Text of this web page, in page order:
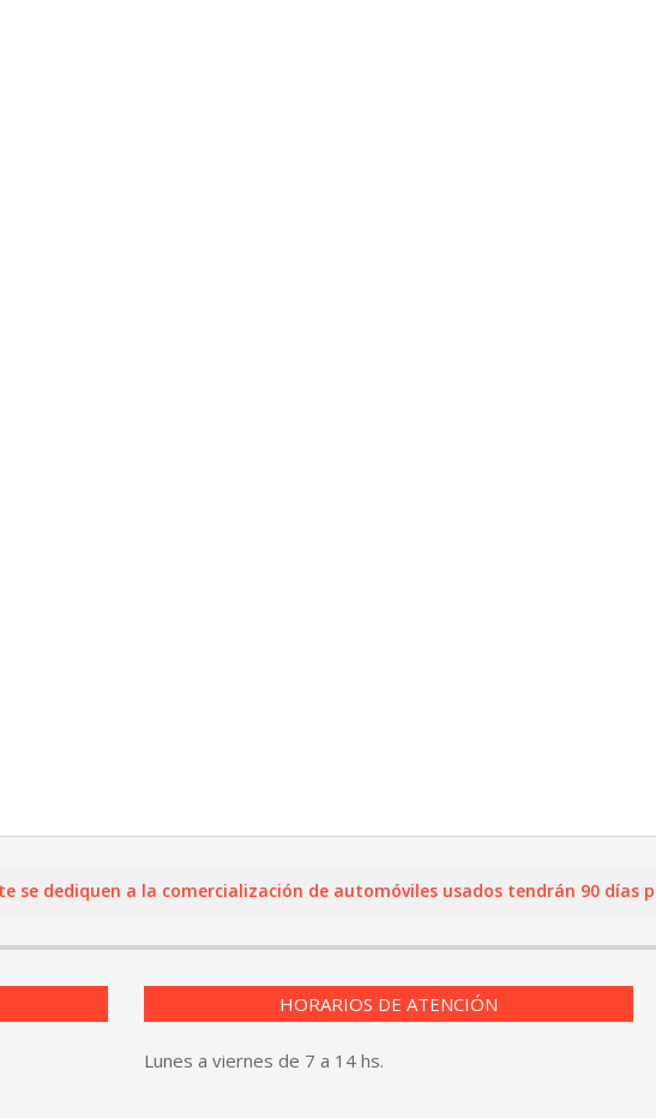
a la comercialización de automóviles usados tendrán 90 días
HORARIOS DE ATENCIÓN
Lunes a viernes de 7 a 14 hs.